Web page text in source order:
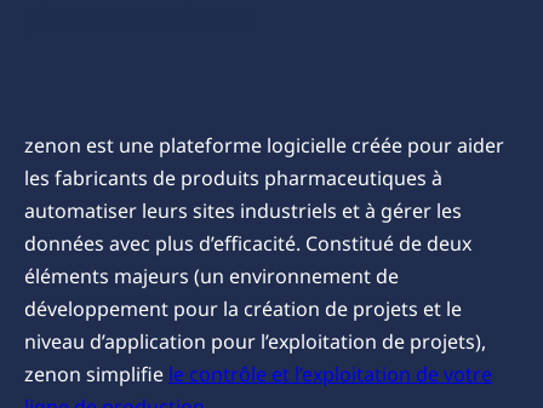
zenon est une plateforme logicielle créée pour aider
les fabricants de produits pharmaceutiques à
automatiser leurs sites industriels et à gérer les
données avec plus d’efficacité. Constitué de deux
éléments majeurs (un environnement de
développement pour la création de projets et le
niveau d’application pour l’exploitation de projets),
zenon simplifie le contrôle et l’exploitation de votre